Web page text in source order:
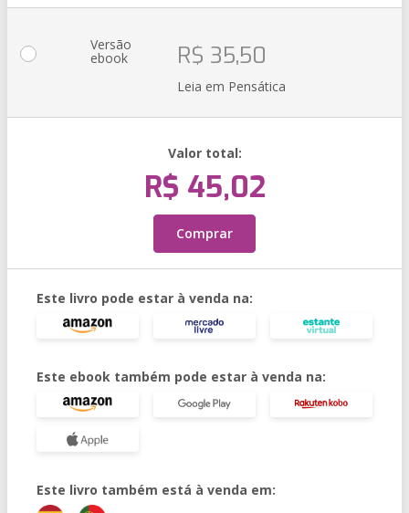
Versão
ebook R$ 35,50
Leia em Pensática
Valor total:
R$ 45,02
Comprar
Este livro pode estar à venda na:
Este ebook também pode estar à venda na:
Este livro também está à venda em: